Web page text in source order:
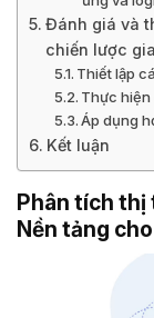
Đánh giá và
chiến lược
Thiết lập
Thực
Áp dụng
Kết luận
Phân tích thị
Nền tảng